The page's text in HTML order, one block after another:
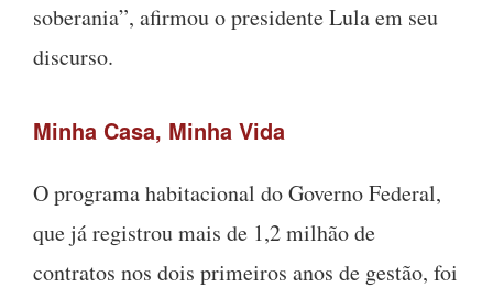
soberania”, afirmou o presidente Lula em seu
discurso.
Minha Casa, Minha Vida
O programa habitacional do Governo Federal,
que já registrou mais de 1,2 milhão de
contratos nos dois primeiros anos de gestão, foi